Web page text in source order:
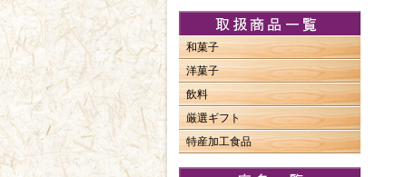
和菓子
洋菓子
飲料
厳選ギフト
特産加工食品